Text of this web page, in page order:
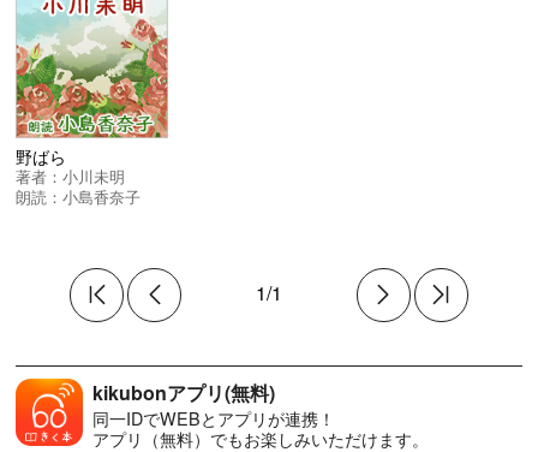
野ばら
著者：小川未明
朗読：小島香奈子
1/1
kikubonアプリ(無料)
同一IDでWEBとアプリが連携！
アプリ（無料）でもお楽しみいただけます。